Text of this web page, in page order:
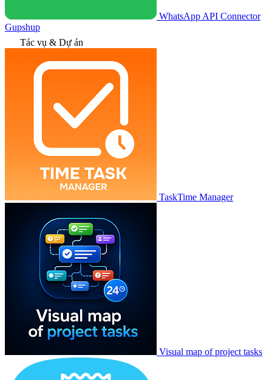
WhatsApp API Connector
Gupshup
Tác vụ & Dự án
TaskTime Manager
Visual map of project tasks